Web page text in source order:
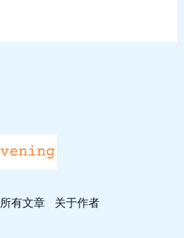
所有文章 关于作者